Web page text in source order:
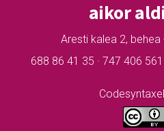
aikor
Aresti kalea 2,
688 86 41 35 · 747 406